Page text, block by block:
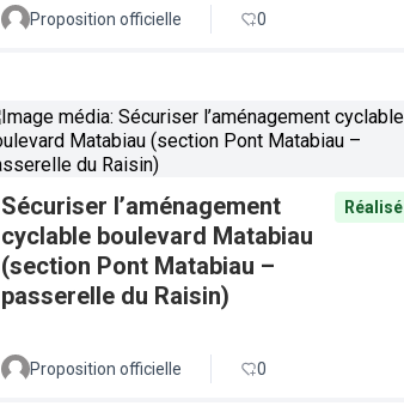
Proposition officielle 0
Sécuriser l’aménagement
cyclable boulevard Matabiau
(section Pont Matabiau –
passerelle du Raisin)
Réalisé
Proposition officielle 0